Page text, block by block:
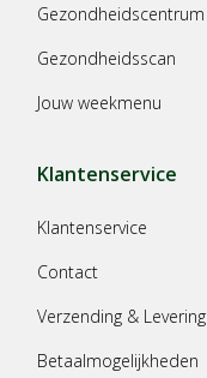
Gezondheidscentrum
Gezondheidsscan
Jouw weekmenu
Klantenservice
Klantenservice
Contact
Verzending & Levering
Betaalmogelijkheden